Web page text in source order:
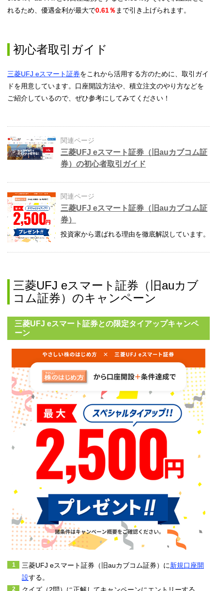
れるため、優遇金利が最大で0.61％ まで引き上げられます。
初心者取引ガイド
三菱UFJ eスマート証券をこれから活用する方のために、取引ガイ
ドを用意しています。口座開設方法や、積立注文のやり方などを
ご紹介しているので、ぜひ参考にしてみてください！
関連ページ
三菱UFJ eスマート証券（旧auカブコム証
券）の初心者取引ガイド
関連ページ
三菱UFJ eスマート証券（旧auカブコム証
券）
投資家から選ばれる理由を徹底解説しています。
三菱UFJ eスマート証券（旧auカブ
コム証券）のキャンペーン
三菱UFJ eスマート証券との限定タイアップキャンペ
ーン
三菱UFJ eスマート証券（旧auカブコム証券）に新規口座開
設する。